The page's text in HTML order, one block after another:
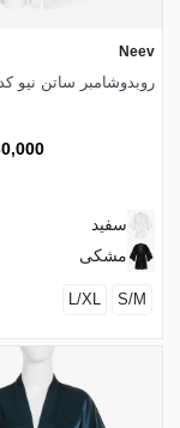
Neev
روبدوشامبر ساتن نیو کد Yafa
سفید
مشکی
S/M
L/XL